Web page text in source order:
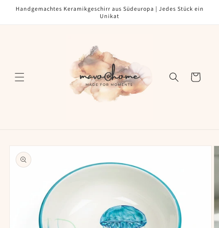
zum
Handgemachtes Keramikgeschirr aus Südeuropa | Jedes Stück ein
Unikat
Warenkorb